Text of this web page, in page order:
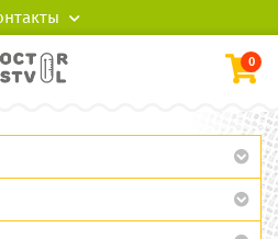
0